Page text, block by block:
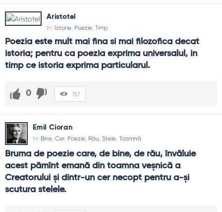
Ghid de folosire
Citește cu voce tare; ritmul dezvăluie sensuri.
Notează o imagine pe zi și caută-i un vers pereche.
Folosește citatele ca deschidere de discuții sau ca
exerciții de scriere.
Revino periodic la aceleași texte; se vor schimba odată
FAQ și reflecții finale
Cum recunosc un citat poetic bun?
E memorabil când simți o mică oprire în tine: un ritm clar, o
imagine precisă, un adevăr spus fără stridență. Dacă
rămâne după lectură, e semn bun.
Nu e poezia prea „abstractă” pentru viața zilnică?
Nu, dacă o aduci în scenarii concrete: saluturi, discursuri
scurte, jurnaling. Abstractul devine busolă când îl legi de un
Aristotel
In: Istorie, Poezie, Timp
Poezia este mult mai fina si mai filozofica decat
istoria; pentru ca poezia exprima universalul, in
timp ce istoria exprima particularul.
0 157
Emil Cioran
In: Bine, Cer, Poezie, Rău, Stele, Toamnă
Bruma de poezie care, de bine, de rău, învăluie
acest pămînt emană din toamna veşnică a
Creatorului şi dintr-un cer necopt pentru a-şi
scutura stelele.